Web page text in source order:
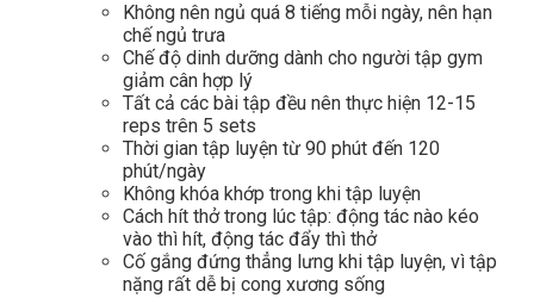
Không nên ngủ quá 8 tiếng mỗi ngày, nên hạn
chế ngủ trưa
Chế độ dinh dưỡng dành cho người tập gym
giảm cân hợp lý
Tất cả các bài tập đều nên thực hiện 12-15
reps trên 5 sets
Thời gian tập luyện từ 90 phút đến 120
phút/ngày
Không khóa khớp trong khi tập luyện
Cách hít thở trong lúc tập: động tác nào kéo
vào thì hít, động tác đẩy thì thở
Cố gắng đứng thẳng lưng khi tập luyện, vì tập
nặng rất dễ bị cong xương sống